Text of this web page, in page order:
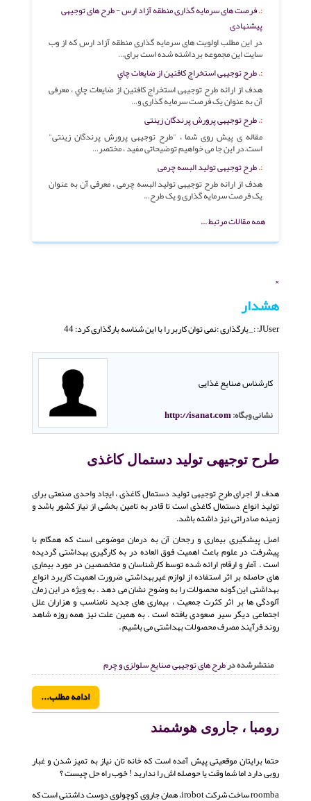
فرصت های سرمایه گذاری منطقه آزاد ارس - طرح های توجیهی
پیشنهادی
در این مطلب اولویت های سرمایه گذاری منطقه آزاد ارس که از وب
سایت این مجموعه برداشته شده است برای…
طرح توجیهی استخراج كافئين از ضايعات چاي
هدف از ارائه طرح توجیهی استخراج كافئين از ضايعات چاي ، معرفی
آن به عنوان یک فرصت سرمایه گذاری و…
طرح توجیهی پرورش پرندگان زینتی
مقاله ی پیش روی شما ، "طرح توجیهی پرورش پرندگان زینتی"
است.در این جا می خواهیم توضیحاتی مفید ، مختصر…
طرح توجیهی تولید البسه چرمی
هدف از ارائه طرح توجیهی تولید البسه چرمی ، معرفی آن به عنوان
یک فرصت سرمایه گذاری و یک طرح…
همه مقالات مرتبط ...
×
هشدار
JUser: :_بارگذاری :نمی توان کاربر را با این شناسه بارگذاری کرد: 44
کارشناس صنایع غذایی
نشانی وبگاه:http://isanat.com
طرح توجیهی تولید دستمال کاغذی
هدف از اجرای طرح توجیهی تولید دستمال کاغذی ، ایجاد واحدی صنعتی برای
تولید انواع دستمال کاغذی است تا قادر به تامین بخشی از نیاز کشور باشد و
زمینه صادراتی نیز داشته باشد.
اصل پیشگیری بیماری و رجحان آن به درمان موضوعی است که همگام با
پیشرفت در علوم باعث اهمیت فوق العاده در به کارگیری بهداشتی گردیده
است . آمار و ارقام ارائه شده توسط کارشناسان و متخصصین در مورد بیماری
های حاصله بر اثر استفاده از لوازم غیربهداشتی ضرورت اهمیت کاربرد انواع
بهداشتی این گونه محصولات را به وضوح نشان می دهد . به ویژه در این زمان
آلودگی ها بر اثر کثرت جمعیت ، بیماری های جدید نامناسب و هزاران علل
اجتماعی دیگر سیر صعودی یافته است . به همین علت نیز همه روزه شاهد
روند فرآیند مصرف محصولات بهداشتی می باشیم .
منتشرشده درطرح های توجیهی صنایع سلولزی و چرم
ادامه مطلب...
رومبا ، جاروی هوشمند
حتما برایتان موقعیتی پیش آمده است که خانه تان نیاز به تمیز شدن و غبار
روبی دارد اما شما وقت یا حوصله اش را ندارید ! خوب راه حل چیست ؟
roomba ساخت شرکت irobot، همان جاروی کوچولوی دوست داشتنی است که